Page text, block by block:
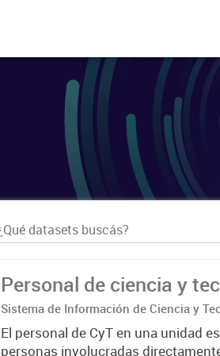
Personal de ciencia y
Sistema de Información de Ciencia y
El personal de CyT en una unidad
personas involucradas